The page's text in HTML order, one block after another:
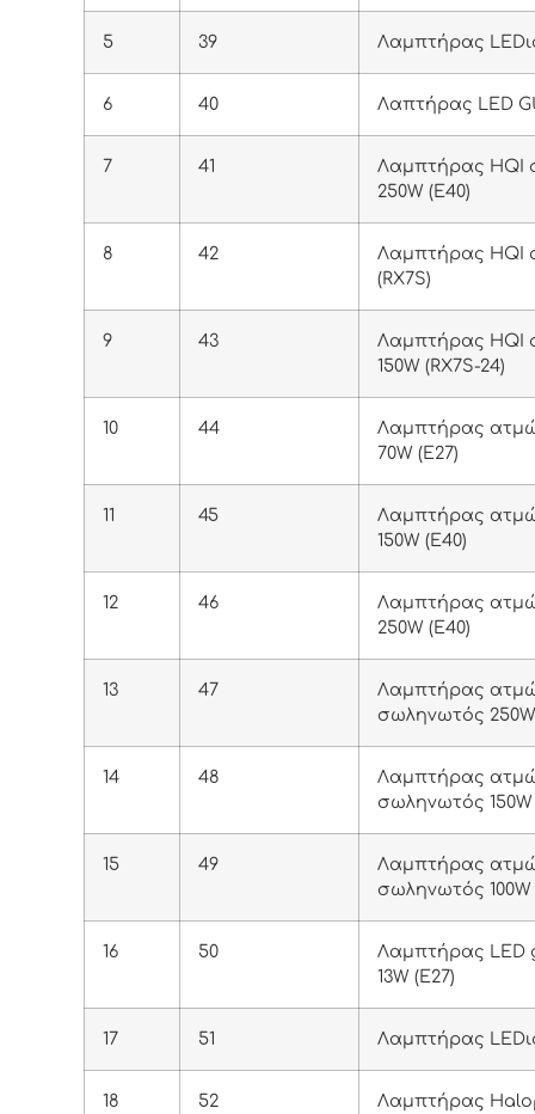
5 39 Λαμπτήρας
6 40 Λαπτήρας LED
7 41
Λαμπτήρας HQI
250W (E40)
8 42
Λαμπτήρας HQI
(RX7S)
9 43
Λαμπτήρας HQI
150W (RX7S-24)
10 44
Λαμπτήρας
70W (Ε27)
11 45
Λαμπτήρας
150W (Ε40)
12 46
Λαμπτήρας
250W (Ε40)
13 47
Λαμπτήρας
σωληνωτός
14 48
Λαμπτήρας
σωληνωτός 150W
15 49
Λαμπτήρας
σωληνωτός 100W
16 50
Λαμπτήρας LED
13W (Ε27)
17 51 Λαμπτήρας
18 52 Λαμπτήρας